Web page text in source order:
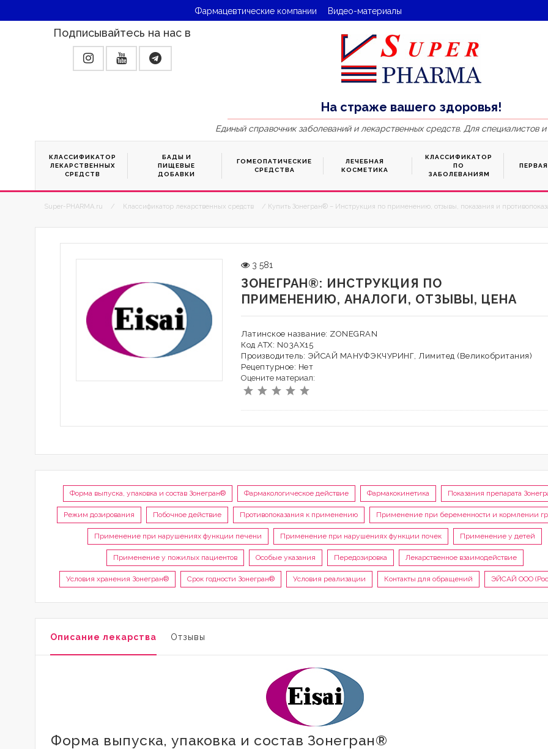
Фармацевтические компании Видео-материалы
Подписывайтесь на нас в
На страже вашего здоровья!
Единый справочник заболеваний и лекарственных средств. Для специалистов
КЛАССИФИКАТОР
ЛЕКАРСТВЕННЫХ
СРЕДСТВ
БАДЫ И
ПИЩЕВЫЕ
ДОБАВКИ
ГОМЕОПАТИЧЕСКИЕ
СРЕДСТВА
ЛЕЧЕБНАЯ
КОСМЕТИКА
КЛАССИФИКАТОР
ПО
ЗАБОЛЕВАНИЯМ
Super-PHARMA.ru / Классификатор лекарственных средств / Купить Зонегран® – Инструкция по применению, отзывы, показания и
3 581
ЗОНЕГРАН®: ИНСТРУКЦИЯ ПО
ПРИМЕНЕНИЮ, АНАЛОГИ, ОТЗЫВЫ, ЦЕНА
Латинское название: ZONEGRAN
Код АТХ: N03AX15
Производитель: ЭЙСАЙ МАНУФЭКЧУРИНГ, Лимитед (Великобритания)
Рецептурное: Нет
Оцените материал:
Форма выпуска, упаковка и состав Зонегран® Фармакологическое действие Фармакокинетика Показания препарата
Режим дозирования Побочное действие Противопоказания к применению Применение при беременности и кормлении
Применение при нарушениях функции печени Применение при нарушениях функции почек Применение у детей
Применение у пожилых пациентов Особые указания Передозировка Лекарственное взаимодействие
Условия хранения Зонегран® Срок годности Зонегран® Условия реализации Контакты для обращений ЭЙСАЙ ООО
Описание лекарства Отзывы
Форма выпуска, упаковка и состав Зонегран®